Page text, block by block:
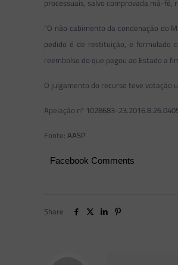
processuais, salvo comprovada má-fé,
“O não cabimento da condenação do
pedido é de restituição, e formulado
reembolso do que pagou ao Estado a
O julgamento do recurso teve votação
Apelação nº 1028683-
Fonte:AASP
Facebook Comments
Share